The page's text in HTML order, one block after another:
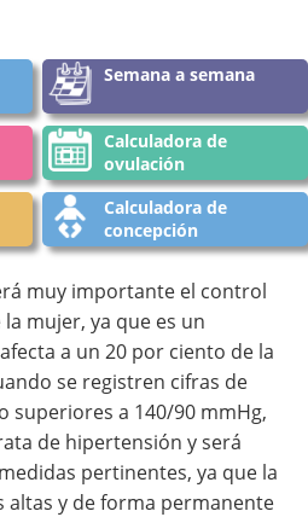
Semana a semana
Calculadora de
ovulación
Calculadora de
concepción
muy importante el control
mujer, ya que es un
a un 20 por ciento de la
se registren cifras de
superiores a 140/90 mmHg,
de hipertensión y será
pertinentes, ya que la
altas y de forma permanente